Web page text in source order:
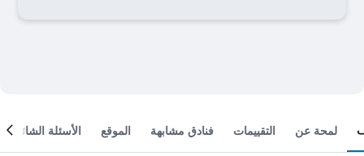
لمحة عن التقييمات فنادق مشابهة الموقع الأسئلة الشائعة